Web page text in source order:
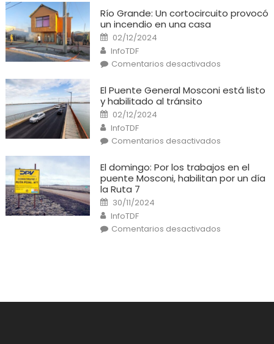
Río Grande: Un cortocircuito provocó
un incendio en una casa
Posted
on
02/12/2024
Author
InfoTDF
Comentarios desactivadosen
Río
cortocircuito
casa
El Puente General Mosconi está listo
y habilitado al tránsito
Posted
on
02/12/2024
Author
InfoTDF
Comentarios desactivadosen
El
General
Mosconi
está
listo
El domingo: Por los trabajos en el
puente Mosconi, habilitan por un día
la Ruta 7
Posted
on
30/11/2024
Author
InfoTDF
Comentarios desactivadosen
El
habilitan